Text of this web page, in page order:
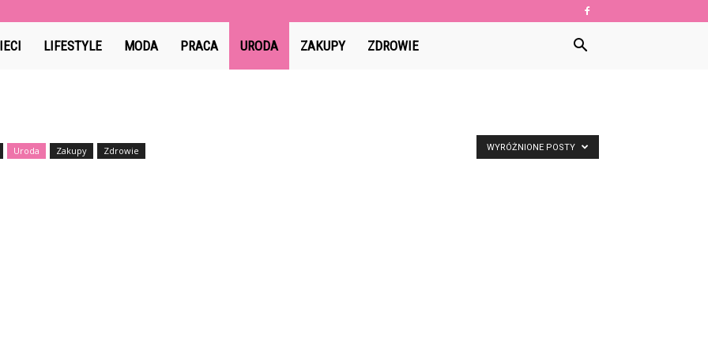
LIFESTYLE MODA PRACA URODA ZAKUPY ZDROWIE
Uroda Zakupy Zdrowie WYRÓŻNIONE POSTY